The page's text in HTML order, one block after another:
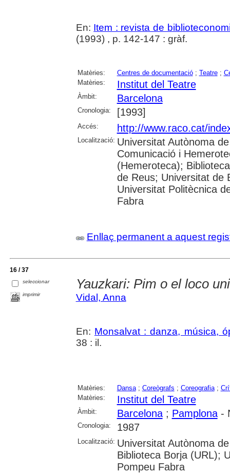
En: Item : revista de
(1993) , p. 142-147 : gràf.
Matèries: Centres de documentació; Teatre;
Matèries:
Institut del Teatre
Àmbit: Barcelona
Cronologia: [1993]
Accés: http://www.raco.cat/
Localització: Universitat Autònoma
Comunicació i
(Hemeroteca);
de Reus; Universitat de
Universitat Politècnica
Fabra
Enllaç permanent a aquest
16 / 37
seleccionar
imprimir
Yauzkari: Pim o el loco
Vidal, Anna
En: Monsalvat : danza, música,
38 : il.
Matèries: Dansa; Coreògrafs ; Coreografia;
Matèries:
Institut del Teatre
Àmbit: Barcelona; Pamplona-
Cronologia: 1987
Localització: Universitat Autònoma
Biblioteca Borja (URL);
Pompeu Fabra